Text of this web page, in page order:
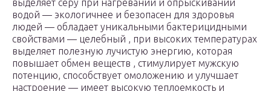
выделяет серу при нагревании и опрыскивании
водой — экологичнее и безопасен для здоровья
людей — обладает уникальными бактерицидными
свойствами — целебный , при высоких температурах
выделяет полезную лучистую энергию, которая
повышает обмен веществ , стимулирует мужскую
потенцию, способствует омоложению и улучшает
настроение — имеет высокую теплоемкость и